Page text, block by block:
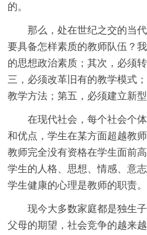
的。
那么，处在世纪之交的当
要具备怎样素质的教师队伍？
的思想政治素质；其次，必须
三，必须改革旧有的教学模式
教学方法；第五，必须建立新型
在现代社会，每个社会个
和优点，学生在某方面超越教
教师完全没有资格在学生面前
学生的人格、思想、情感、意
学生健康的心理是教师的职责。
现今大多数家庭都是独生
父母的期望，社会竞争的越来